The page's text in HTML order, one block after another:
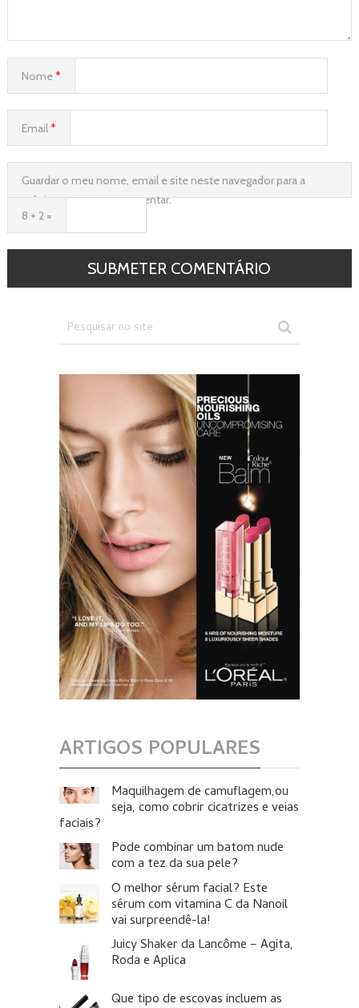
Nome*
Email*
Guardar o meu nome, email e site neste navegador para a
próxima vez que eu comentar.
8 + 2 =
ARTIGOS POPULARES
Maquilhagem de camuflagem,ou
seja, como cobrir cicatrizes e veias
faciais?
Pode combinar um batom nude
com a tez da sua pele?
O melhor sérum facial? Este
sérum com vitamina C da Nanoil
vai surpreendê-la!
Juicy Shaker da Lancôme – Agita,
Roda e Aplica
Que tipo de escovas incluem as